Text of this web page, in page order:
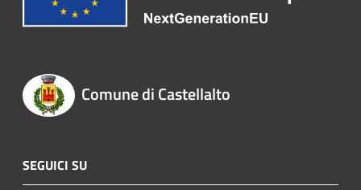
Comune di Castellalto
SEGUICI SU